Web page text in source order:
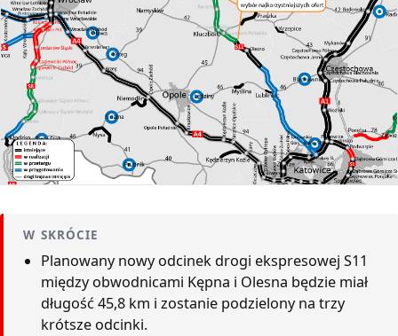
W SKRÓCIE
Planowany nowy odcinek drogi ekspresowej S11
między obwodnicami Kępna i Olesna będzie miał
długość 45,8 km i zostanie podzielony na trzy
krótsze odcinki.